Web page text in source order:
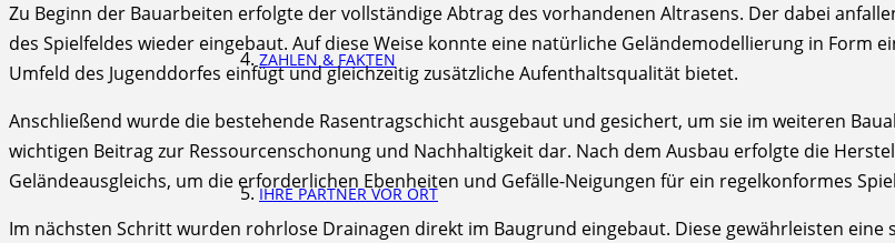
ZAHLEN & FAKTEN
IHRE PARTNER VOR ORT
Zu Beginn der Bauarbeiten erfolgte der vollständige Abtrag des vorhandenen Altrasens. Der dabei
des Spielfeldes wieder eingebaut. Auf diese Weise konnte eine natürliche Geländemodellierung in
Umfeld des Jugenddorfes einfügt und gleichzeitig zusätzliche Aufenthaltsqualität bietet.
Anschließend wurde die bestehende Rasentragschicht ausgebaut und gesichert, um sie im weiteren
wichtigen Beitrag zur Ressourcenschonung und Nachhaltigkeit dar. Nach dem Ausbau erfolgte die
Geländeausgleichs, um die erforderlichen Ebenheiten und Gefälle-Neigungen für ein regelkonformes
Im nächsten Schritt wurden rohrlose Drainagen direkt im Baugrund eingebaut. Diese gewährleisten